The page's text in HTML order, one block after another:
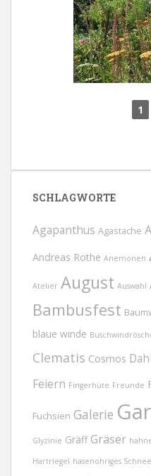
1
SCHLAGWORTE
Agapanthus Agastache
Andreas Rothe Anemonen
Atelier August Auswahl
Bambusfest
blaue winde
Clematis Cosmos
Feiern Fingerhüte Freunde
Fuchsien Galerie
Glyzinie Gräff Gräser
Hartriegel hasenohriges